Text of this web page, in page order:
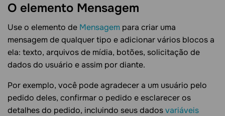
O elemento Mensagem
Use o elemento de Mensagem para criar uma
mensagem de qualquer tipo e adicionar vários blocos a
ela: texto, arquivos de mídia, botões, solicitação de
dados do usuário e assim por diante.
Por exemplo, você pode agradecer a um usuário pelo
pedido deles, confirmar o pedido e esclarecer os
detalhes do pedido, incluindo seus dadosvariáveis